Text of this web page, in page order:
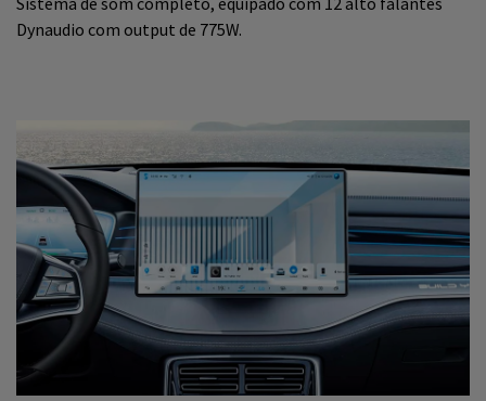
Dynaudio com output de 775W.